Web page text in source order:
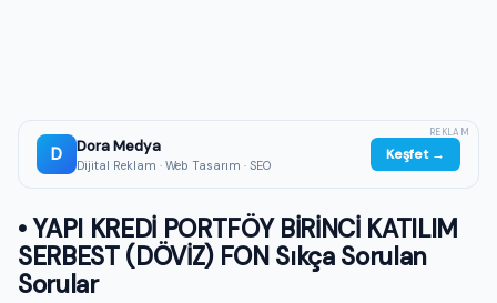
D Dora Medya
Dijital Reklam · Web Tasarım · SEO
Keşfet →
REKLAM
• YAPI KREDİ PORTFÖY BİRİNCİ KATILIM
SERBEST (DÖVİZ) FON Sıkça Sorulan
Sorular